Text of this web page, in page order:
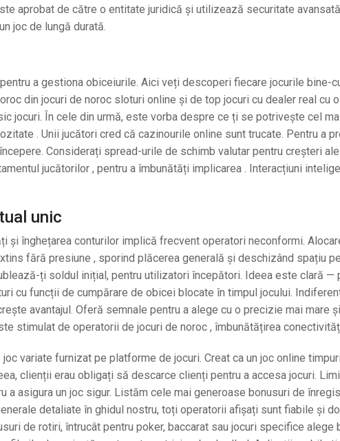
aprobat de către o entitate juridică și utilizează securitate
joc de lungă durată.
a gestiona obiceiurile. Aici veți descoperi fiecare jocurile bine-
din jocuri de noroc sloturi online și de top jocuri cu dealer real cu
jocuri. În cele din urmă, este vorba despre ce ți se potrivește cel
. Unii jucători cred că cazinourile online sunt trucate. Pentru a
Considerați spread-urile de schimb valutar pentru creșteri
jucătorilor , pentru a îmbunătăți implicarea . Interacțiuni
unic
și înghețarea conturilor implică frecvent operatori neconformi.
fără presiune , sporind plăcerea generală și deschizând spațiu
ți soldul inițial, pentru utilizatori începători. Ideea este clară —
cu funcții de cumpărare de obicei blocate în timpul jocului.
avantajul. Oferă semnale pentru a alege cu o precizie mai mare
stimulat de operatorii de jocuri de noroc , îmbunătățirea
variate furnizat pe platforme de jocuri. Creat ca un joc online
clienții erau obligați să descarce clienți pentru a accesa jocuri.
a asigura un joc sigur. Listăm cele mai generoase bonusuri de
detaliate în ghidul nostru, toți operatorii afișați sunt fiabile și
de rotiri, întrucât pentru poker, baccarat sau jocuri specifice alege